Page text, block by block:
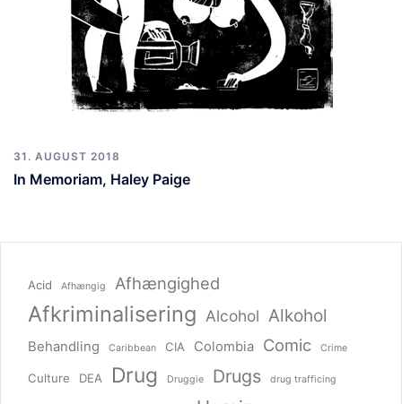
31. AUGUST 2018
In Memoriam, Haley Paige
Acid Afhængig Afhængighed
Afkriminalisering Alcohol Alkohol
Behandling Caribbean CIA Colombia Comic Crime
Culture DEA Drug Druggie Drugs drug trafficing